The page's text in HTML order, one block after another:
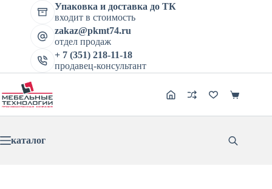
Упаковка и доставка до ТК
входит в стоимость
zakaz@pkmt74.ru
отдел продаж
+ 7 (351) 218-11-18
продавец-консультант
Корзина
каталог